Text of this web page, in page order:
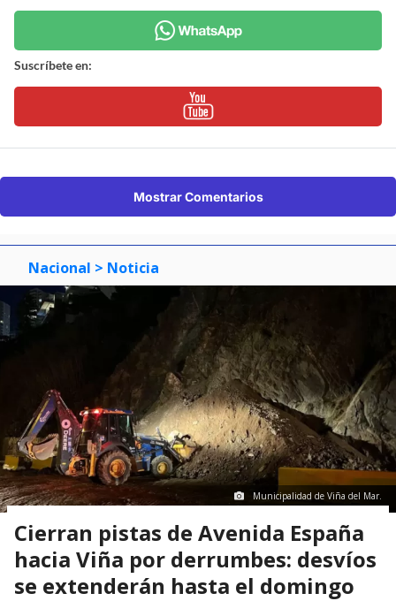
Suscríbete en:
Mostrar Comentarios
Nacional > Noticia
Municipalidad de Viña del Mar.
Cierran pistas de Avenida España
hacia Viña por derrumbes: desvíos
se extenderán hasta el domingo